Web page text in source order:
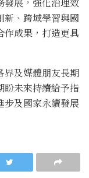
發展，強化治理效
新、跨域學習與國
作成果，打造更具
界及媒體朋友長期
盼未來持續給予指
步及國家永續發展